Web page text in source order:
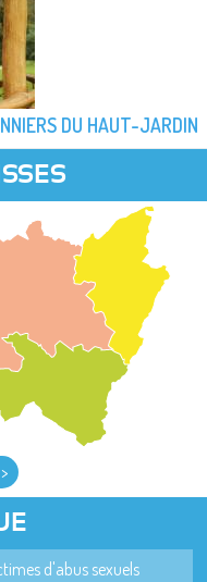
DU HAUT-JARDIN
d'abus sexuels